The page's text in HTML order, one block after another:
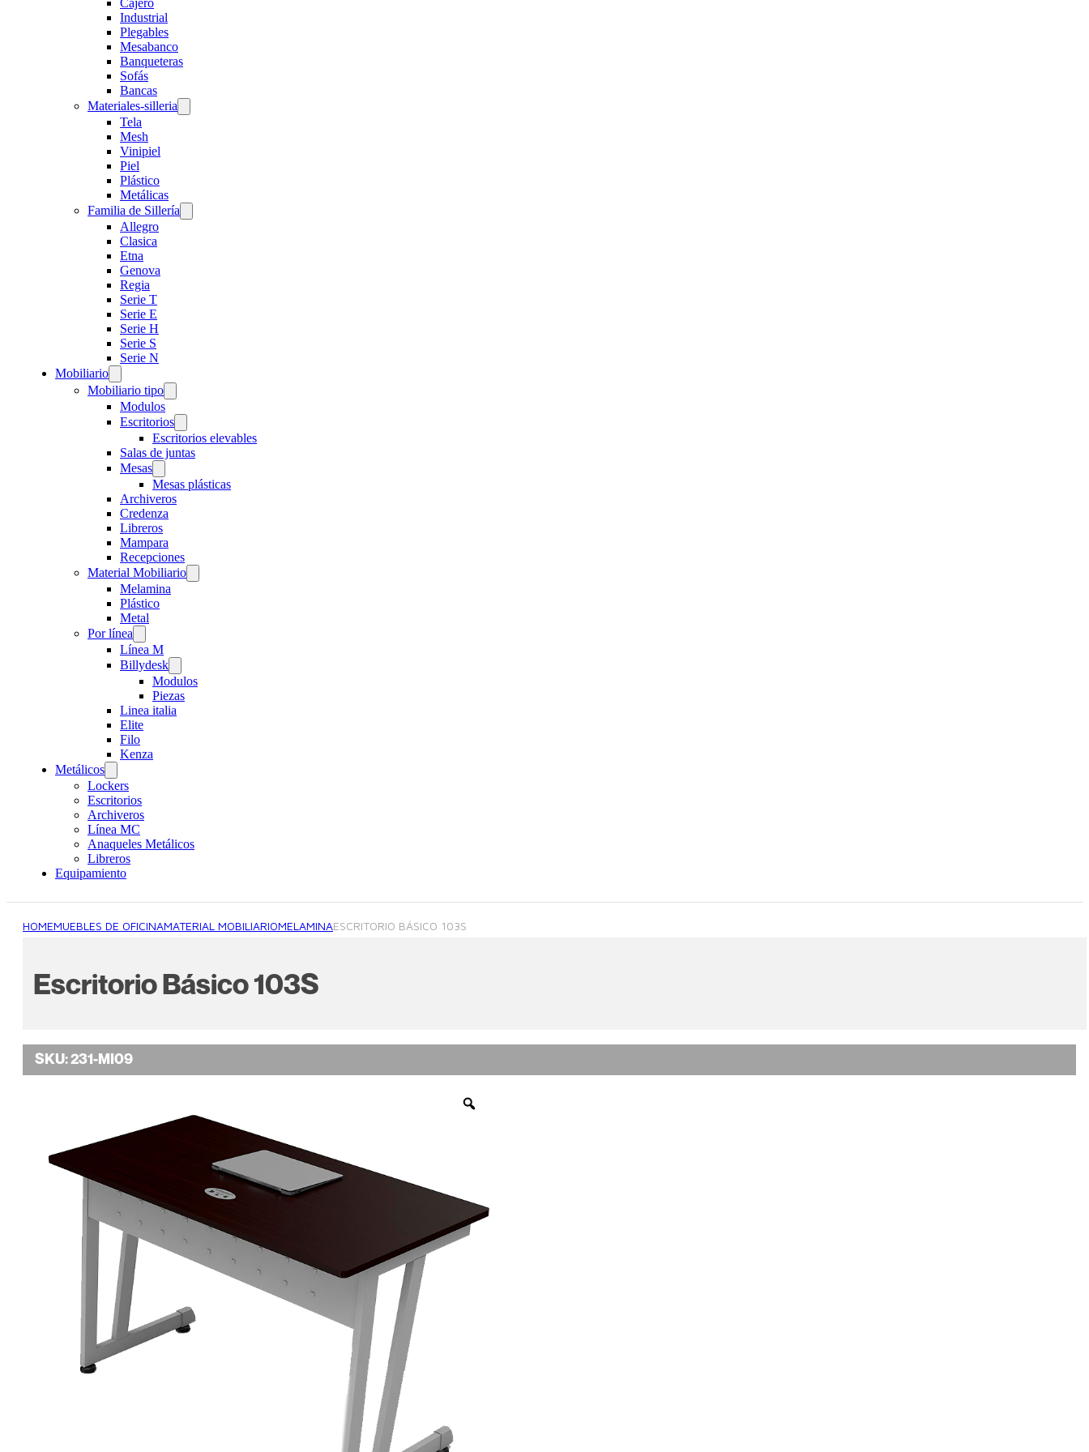
Cajero
Industrial
Plegables
Mesabanco
Banqueteras
Sofás
Bancas
Materiales-silleria
Tela
Mesh
Vinipiel
Piel
Plástico
Metálicas
Familia de Sillería
Allegro
Clasica
Etna
Genova
Regia
Serie T
Serie E
Serie H
Serie S
Serie N
Mobiliario
Mobiliario tipo
Modulos
Escritorios
Escritorios elevables
Salas de juntas
Mesas
Mesas plásticas
Archiveros
Credenza
Libreros
Mampara
Recepciones
Material Mobiliario
Melamina
Plástico
Metal
Por línea
Línea M
Billydesk
Modulos
Piezas
Linea italia
Elite
Filo
Kenza
Metálicos
Lockers
Escritorios
Archiveros
Línea MC
Anaqueles Metálicos
Libreros
Equipamiento
HOMEMUEBLES DE OFICINAMATERIAL MOBILIARIOMELAMINAESCRITORIO BÁSICO 103S
Escritorio Básico 103S
SKU:231-MI09